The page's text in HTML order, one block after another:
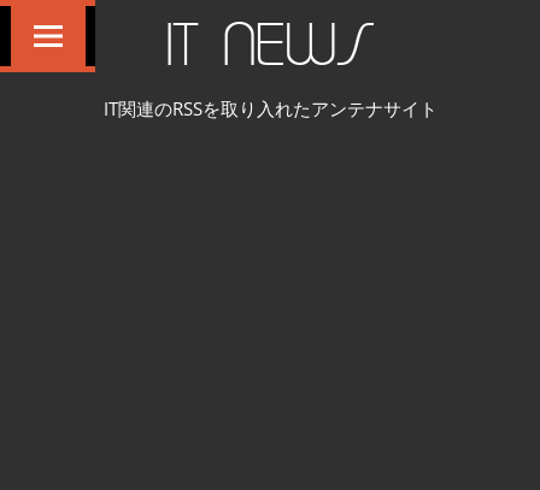
IT NEWS
IT関連のRSSを取り入れたアンテナサイト